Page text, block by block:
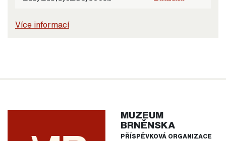
Více informací
MUZEUM
BRNĚNSKA
PŘÍSPĚVKOVÁ ORGANIZACE